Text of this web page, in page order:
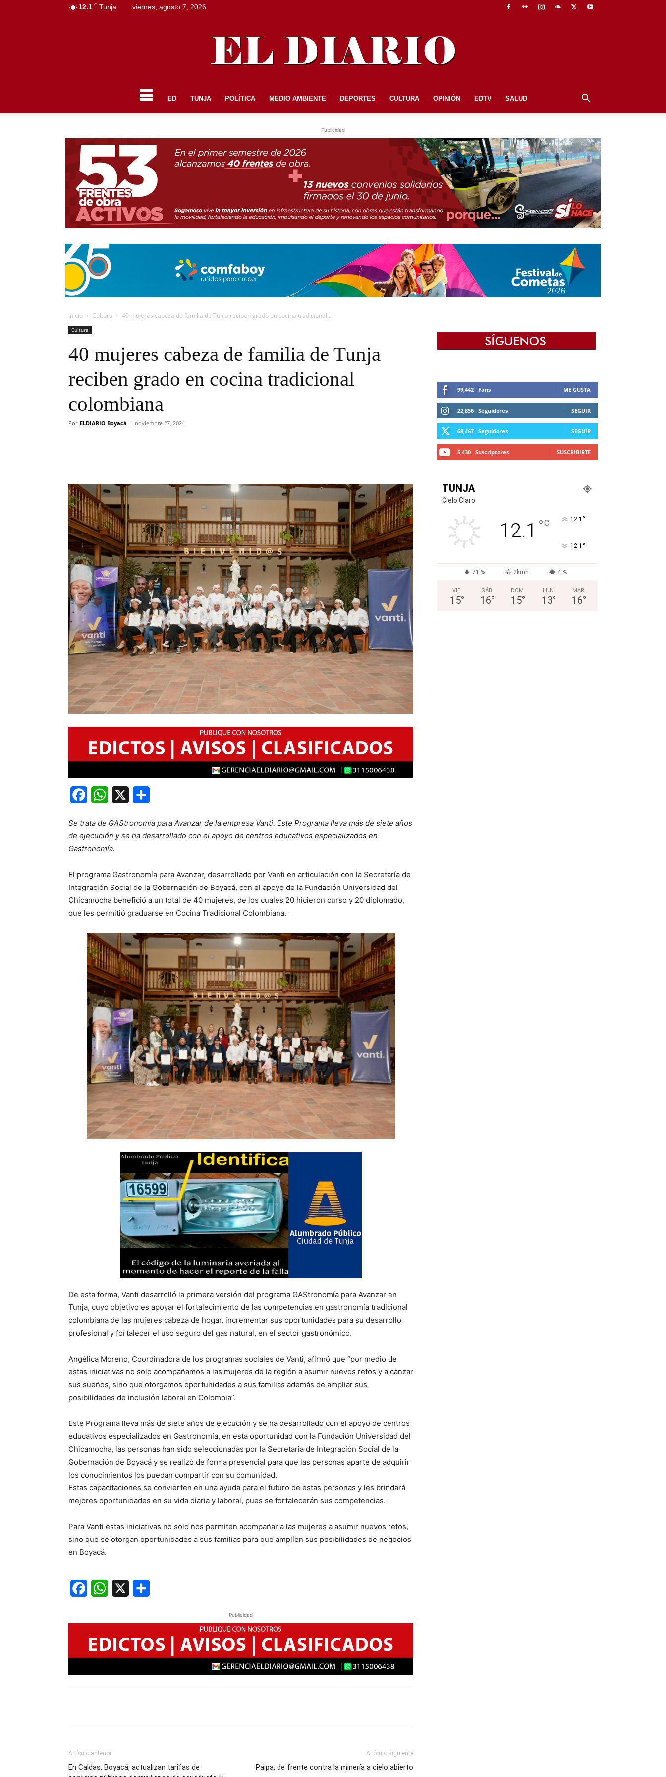
12.1 C Tunja viernes, agosto 7, 2026
DIARIO
ED TUNJA POLÍTICA MEDIO AMBIENTE DEPORTES CULTURA OPINIÓN EDTV SALUD
Publicidad
Inicio Cultura 40 mujeres cabeza de familia de Tunja reciben grado en cocina tradicional...
Cultura
40 mujeres cabeza de familia de Tunja
reciben grado en cocina tradicional
colombiana
Por ELDIARIO Boyacá - noviembre 27, 2024
FacebookWhatsApp
Se trata de GAStronomía para Avanzar de la empresa Vanti. Este Programa lleva más de siete años
de ejecución y se ha desarrollado con el apoyo de centros educativos especializados en
Gastronomía.
El programa Gastronomía para Avanzar, desarrollado por Vanti en articulación con la Secretaría de
Integración Social de la Gobernación de Boyacá, con el apoyo de la Fundación Universidad del
Chicamocha benefició a un total de 40 mujeres, de los cuales 20 hicieron curso y 20 diplomado,
que les permitió graduarse en Cocina Tradicional Colombiana.
De esta forma, Vanti desarrolló la primera versión del programa GAStronomía para Avanzar en
Tunja, cuyo objetivo es apoyar el fortalecimiento de las competencias en gastronomía tradicional
colombiana de las mujeres cabeza de hogar, incrementar sus oportunidades para su desarrollo
profesional y fortalecer el uso seguro del gas natural, en el sector gastronómico.
Angélica Moreno, Coordinadora de los programas sociales de Vanti, afirmó que “por medio de
estas iniciativas no solo acompañamos a las mujeres de la región a asumir nuevos retos y alcanzar
sus sueños, sino que otorgamos oportunidades a sus familias además de ampliar sus
posibilidades de inclusión laboral en Colombia”.
Este Programa lleva más de siete años de ejecución y se ha desarrollado con el apoyo de centros
educativos especializados en Gastronomía, en esta oportunidad con la Fundación Universidad del
Chicamocha, las personas han sido seleccionadas por la Secretaria de Integración Social de la
Gobernación de Boyacá y se realizó de forma presencial para que las personas aparte de adquirir
los conocimientos los puedan compartir con su comunidad.
Estas capacitaciones se convierten en una ayuda para el futuro de estas personas y les brindará
mejores oportunidades en su vida diaria y laboral, pues se fortalecerán sus competencias.
Para Vanti estas iniciativas no solo nos permiten acompañar a las mujeres a asumir nuevos retos,
sino que se otorgan oportunidades a sus familias para que amplíen sus posibilidades de negocios
en Boyacá.
FacebookWhatsApp
Publicidad
Artículo anterior
En Caldas, Boyacá, actualizan tarifas de
Artículo siguiente
Paipa, de frente contra la minería a cielo abierto
99,442 Fans ME GUSTA
22,856 Seguidores SEGUIR
68,467 Seguidores SEGUIR
5,430 Suscriptores SUSCRIBIRTE
TUNJA
Cielo Claro
12.1 °C 12.1 °
12.1 °
71 % 2kmh 4 %
VIE
15°
SÁB
16°
DOM
15°
LUN
13°
MAR
16°